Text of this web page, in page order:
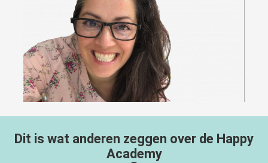
Dit is wat anderen zeggen over de Happy
Academy